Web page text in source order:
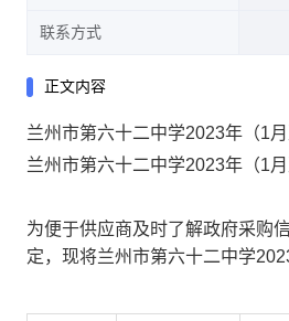
联系方式
正文内容
兰州市第六十二中学2023年（1
兰州市第六十二中学2023年（1
为便于供应商及时了解政府采购
定，现将兰州市第六十二中学